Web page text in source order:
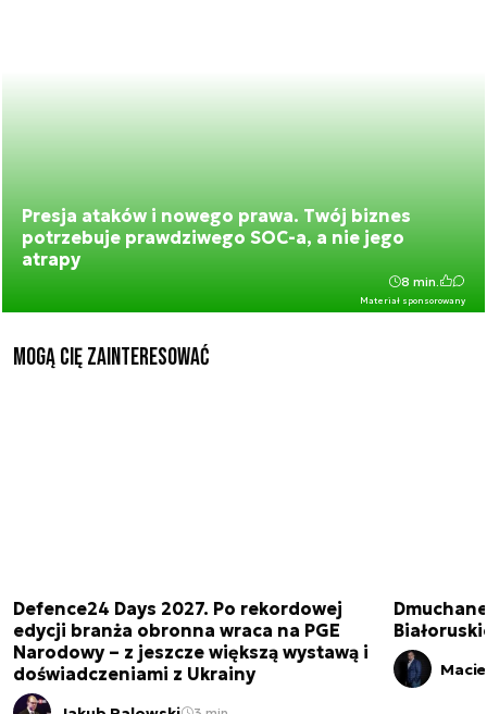
Presja ataków i nowego prawa. Twój biznes
potrzebuje prawdziwego SOC-a, a nie jego
atrapy
Materiał sponsorowany
8 min.
Mogą Cię zainteresować
Defence24 Days 2027. Po rekordowej
edycji branża obronna wraca na PGE
Narodowy – z jeszcze większą wystawą i
doświadczeniami z Ukrainy